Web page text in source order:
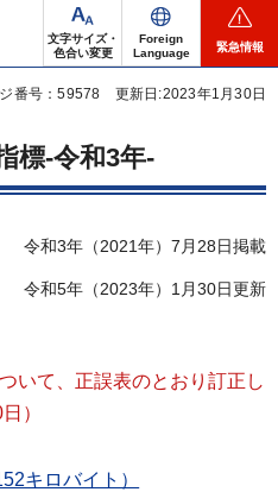
文字サイズ・
色合い変更
Foreign
Language
緊急情報
番号：59578 更新日:2023年1月30日
標-令和3年-
令和3年（2021年）7月28日掲載
令和5年（2023年）1月30日更新
いて、正誤表のとおり訂正し
）
キロバイト）